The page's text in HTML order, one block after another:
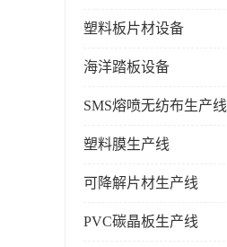
塑料板片材设备
海洋踏板设备
SMS熔喷无纺布生产线
塑料膜生产线
可降解片材生产线
PVC碳晶板生产线